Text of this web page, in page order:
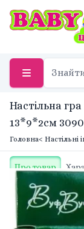
Настільна
13*9*2см
Головна< Настільні
Про товар